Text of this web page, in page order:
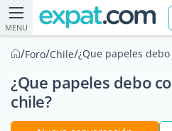
MENU
/Foro/Chile/¿Que papeles
¿Que papeles debo
chile?